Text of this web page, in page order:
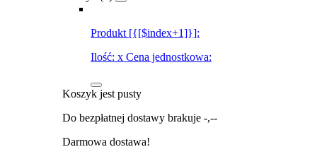
Produkt [{[$index+1]}]:
Ilość: x Cena jednostkowa:
Koszyk jest pusty
Do bezpłatnej dostawy brakuje -,--
Darmowa dostawa!